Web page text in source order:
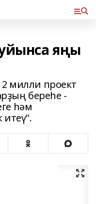
яңы
милли проект
береһе -
һәм